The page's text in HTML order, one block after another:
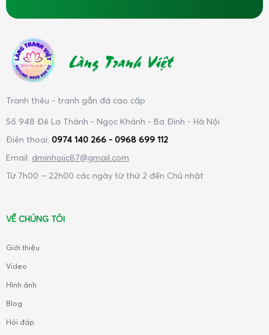
Làng Tranh Việt
Tranh thêu - tranh gắn đá cao cấp
Số 948 Đê La Thành - Ngọc Khánh - Ba Đình - Hà Nội
Điện thoại: 0974 140 266 - 0968 699 112
Email: dminhoiic87@gmail.com
Từ 7h00 – 22h00 các ngày từ thứ 2 đến Chủ nhật
VỀ CHÚNG TÔI
Giới thiệu
Video
Hình ảnh
Blog
Hỏi đáp